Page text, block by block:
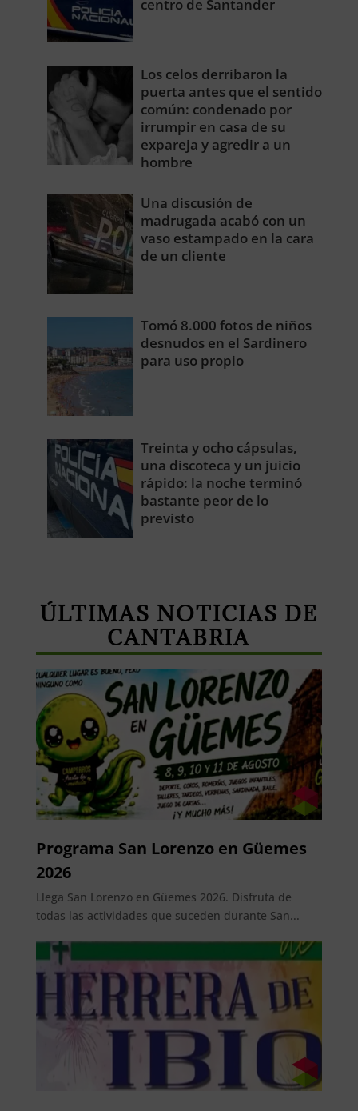
centro de Santander
Los celos derribaron la
puerta antes que el sentido
común: condenado por
irrumpir en casa de su
expareja y agredir a un
hombre
Una discusión de
madrugada acabó con un
vaso estampado en la cara
de un cliente
Tomó 8.000 fotos de niños
desnudos en el Sardinero
para uso propio
Treinta y ocho cápsulas,
una discoteca y un juicio
rápido: la noche terminó
bastante peor de lo
previsto
ÚLTIMAS NOTICIAS DE
CANTABRIA
Programa San Lorenzo en Güemes
2026
Llega San Lorenzo en Güemes 2026. Disfruta de
todas las actividades que suceden durante San...